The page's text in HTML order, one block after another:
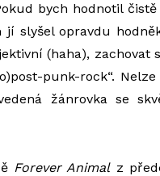
bych hodnotil
slyšel opravdu
(haha),
punk-rock“.
žánrovka se
Forever Animalz